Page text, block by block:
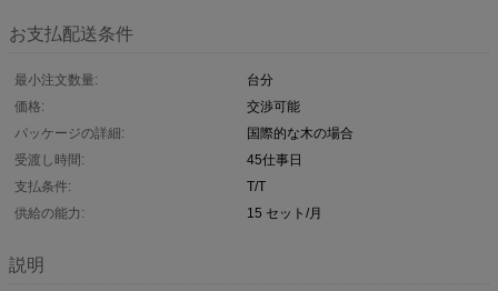
お支払配送条件
最小注文数量:
台分
価格:
交渉可能
パッケージの詳細:
国際的な木の場合
受渡し時間:
45仕事日
支払条件:
T/T
供給の能力:
15 セット/月
説明